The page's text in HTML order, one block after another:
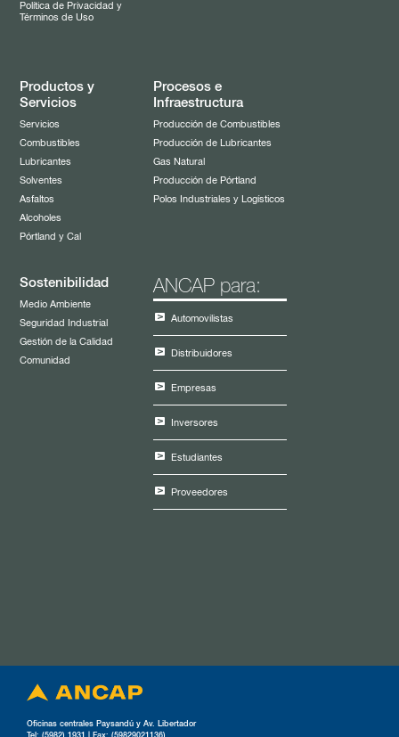
Política de Privacidad y
Términos de Uso
Productos y
Servicios
Servicios
Combustibles
Lubricantes
Solventes
Asfaltos
Alcoholes
Pórtland y Cal
Procesos e
Infraestructura
Producción de Combustibles
Producción de Lubricantes
Gas Natural
Producción de Pórtland
Polos Industriales y Logísticos
Sostenibilidad
Medio Ambiente
Seguridad Industrial
Gestión de la Calidad
Comunidad
ANCAP para:
Automovilistas
Distribuidores
Empresas
Inversores
Estudiantes
Proveedores
Oficinas centrales Paysandú y Av. Libertador